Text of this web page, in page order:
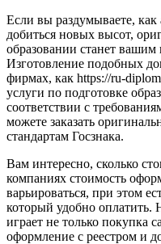
Если вы раздумываете, как
добиться новых высот,
образовании станет
Изготовление подобных
фирмах, как https://ru-
услуги по подготовке
соответствии с
можете заказать
стандартам Госзнака.
Вам интересно, сколько
компаниях стоимость
варьироваться, при этом
который удобно оплатить.
играет не только покупка
оформление с реестром и